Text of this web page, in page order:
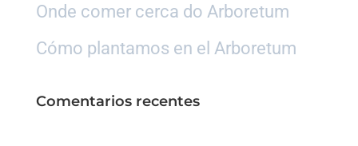
Onde comer cerca do Arboretum
Cómo plantamos en el Arboretum
Comentarios recentes